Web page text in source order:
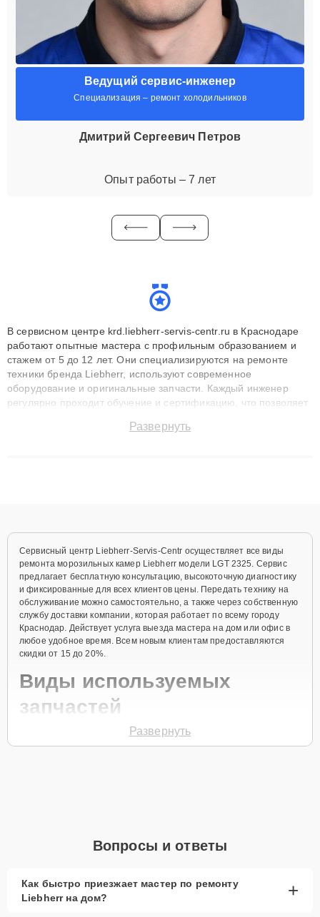
Ведущий сервис-инженер
Специализация – ремонт холодильников
Дмитрий Сергеевич Петров
Опыт работы – 7 лет
В сервисном центре krd.liebherr-servis-centr.ru в Краснодаре
работают опытные мастера с профильным образованием и
стажем от 5 до 12 лет. Они специализируются на ремонте
техники бренда Liebherr, используют современное
оборудование и оригинальные запчасти. Каждый инженер
регулярно проходит обучение и сертификацию, что позволяет
технику с сохранением гарантии до 3 лет. Наши мастера
Развернуть
Сервисный центр Liebherr-Servis-Centr осуществляет все виды
ремонта морозильных камер Liebherr модели LGT 2325. Сервис
предлагает бесплатную консультацию, высокоточную диагностику
и фиксированные для всех клиентов цены. Передать технику на
обслуживание можно самостоятельно, а также через собственную
службу доставки компании, которая работает по всему городу
Краснодар. Действует услуга выезда мастера на дом или офис в
любое удобное время. Всем новым клиентам предоставляются
скидки от 15 до 20%.
Виды используемых
запчастей
Для ремонта морозильной камеры модели LGT 2325
активное использование устройства дольше
запчастей.
При наличии планов в скором времени заменить
Развернуть
Вопросы и ответы
Как быстро приезжает мастер по ремонту
Liebherr на дом?
+